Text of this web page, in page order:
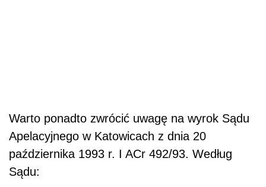
Warto ponadto zwrócić uwagę na wyrok Sądu
Apelacyjnego w Katowicach z dnia 20
października 1993 r. I ACr 492/93. Według
Sądu: